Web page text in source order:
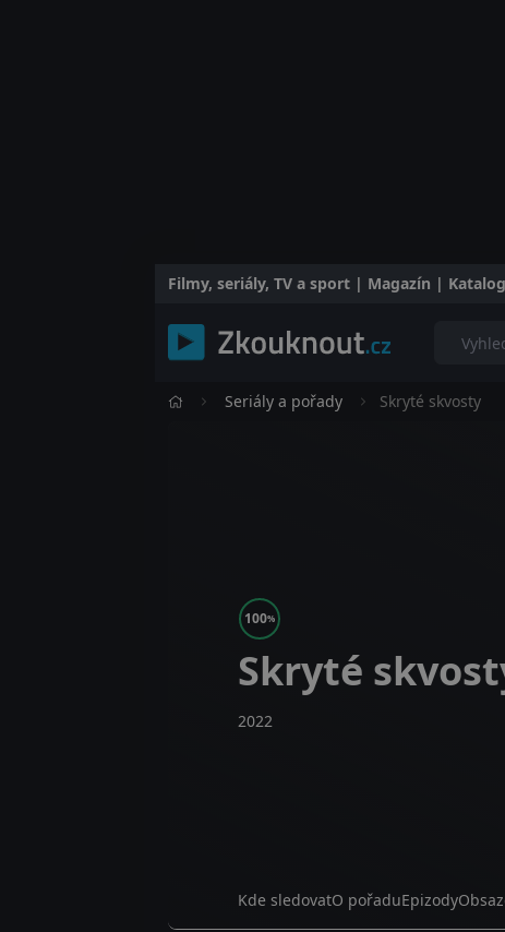
Filmy, seriály, TV a sport | Magazín |
Seriály a pořady Skryté skvosty
100%
Skryté
2022
Kde sledovatO pořaduEpizody